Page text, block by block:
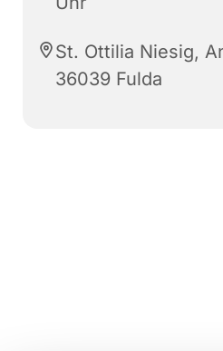
St. Ottilia Niesig,
36039 Fulda